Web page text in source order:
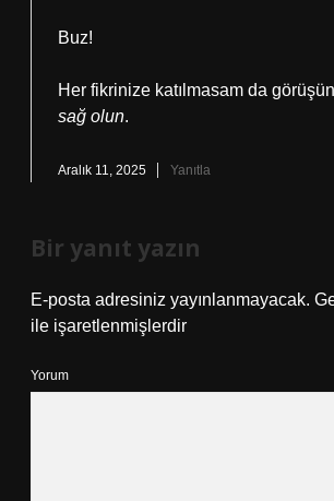
Buz!
Her fikrinize katılmasam da
sağ olun.
Aralık 11, 2025 Yanıtla
Bir yanıt yazın
E-posta adresiniz yayınlanmayacak.
ile işaretlenmişlerdir
Yorum